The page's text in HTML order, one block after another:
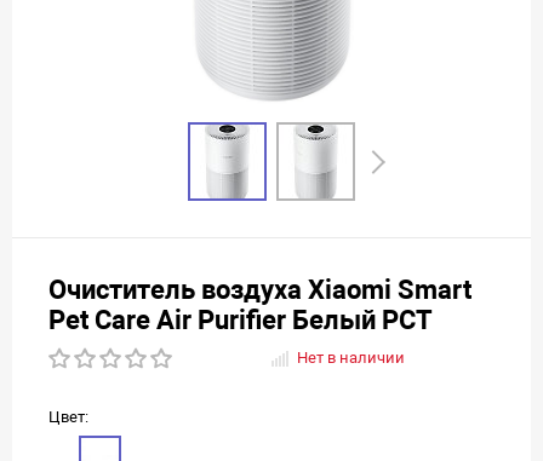
Очиститель воздуха Xiaomi Smart
Pet Care Air Purifier Белый РСТ
Нет в наличии
Цвет: